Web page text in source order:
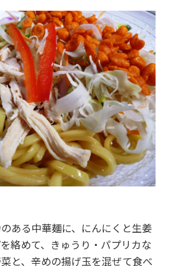
ある中華麺に、にんにくと生姜
絡めて、きゅうり・パプリカな
と、辛めの揚げ玉を混ぜて食べ